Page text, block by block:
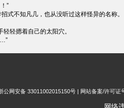
”
式不知凡几，也从没听过这样怪异的名称。
轻摁着自己的太阳穴。
公网安备 33011002015150号 | 网站备案/许可证